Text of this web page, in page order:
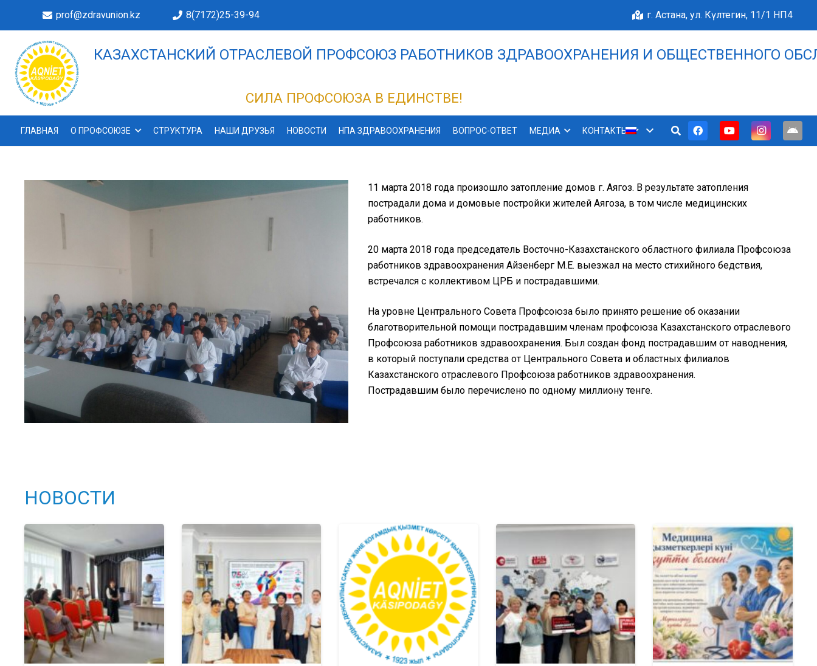
prof@zdravunion.kz 8(7172)25-39-94 г. Астана, ул. Күлтегин, 11/1 НП4
КАЗАХСТАНСКИЙ ОТРАСЛЕВОЙ ПРОФСОЮЗ РАБОТНИКОВ ЗДРАВООХРАНЕНИЯ И ОБЩЕСТВЕННОГО
СИЛА ПРОФСОЮЗА В ЕДИНСТВЕ!
ГЛАВНАЯ О ПРОФСОЮЗЕ СТРУКТУРА НАШИ ДРУЗЬЯ НОВОСТИ НПА ЗДРАВООХРАНЕНИЯ ВОПРОС-ОТВЕТ МЕДИА КОНТАКТЫ
11 марта 2018 года произошло затопление домов г. Аягоз. В результате затопления
пострадали дома и домовые постройки жителей Аягоза, в том числе медицинских
работников.
20 марта 2018 года председатель Восточно-Казахстанского областного филиала Профсоюза
работников здравоохранения Айзенберг М.Е. выезжал на место стихийного бедствия,
встречался с коллективом ЦРБ и пострадавшими.
На уровне Центрального Совета Профсоюза было принято решение об оказании
благотворительной помощи пострадавшим членам профсоюза Казахстанского отраслевого
Профсоюза работников здравоохранения. Был создан фонд пострадавшим от наводнения,
в который поступали средства от Центрального Совета и областных филиалов
Казахстанского отраслевого Профсоюза работников здравоохранения.
Пострадавшим было перечислено по одному миллиону тенге.
НОВОСТИ